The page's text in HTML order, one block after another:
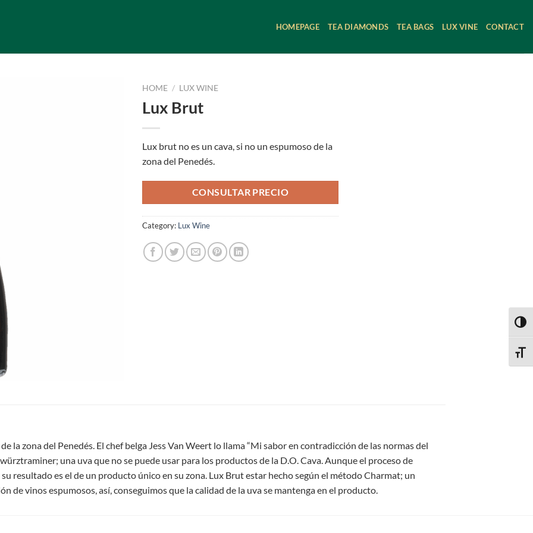
HOMEPAGE TEA DIAMONDS TEA BAGS LUX VINE CONTACT
HOME / LUX WINE
Lux Brut
Lux brut no es un cava, si no un espumoso de la
zona del Penedés.
CONSULTAR PRECIO
Category: Lux Wine
la zona del Penedés. El chef belga Jess Van Weert lo llama “Mi sabor en contradicción de las normas del
una uva que no se puede usar para los productos de la D.O. Cava. Aunque el proceso de
resultado es el de un producto único en su zona. Lux Brut estar hecho según el método Charmat; un
de vinos espumosos, así, conseguimos que la calidad de la uva se mantenga en el producto.